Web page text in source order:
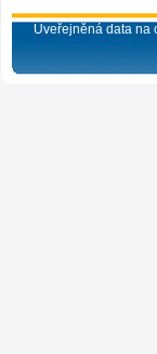
Uveřejněná data na